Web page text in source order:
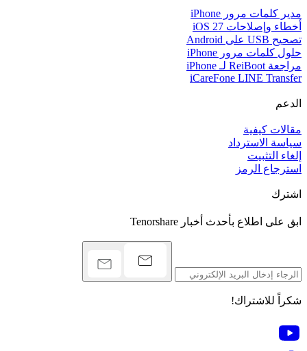
مدير كلمات مرور iPhone
أخطاء وإصلاحات iOS 27
تصحيح USB على Android
حلول كلمات مرور iPhone
مراجعة ReiBoot لـ iPhone
iCareFone LINE Transfer
الدعم
مقالات كيفية
سياسة الاسترداد
إلغاء التثبيت
استرجاع الرمز
اشترك
ابق على اطلاع بأحدث أخبار Tenorshare
شكراً للاشتراك!